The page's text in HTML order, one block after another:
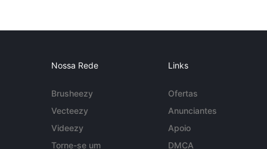
Nossa Rede
Brusheezy
Vecteezy
Videezy
Torne-se um
Links
Ofertas
Anunciantes
Apoio
DMCA